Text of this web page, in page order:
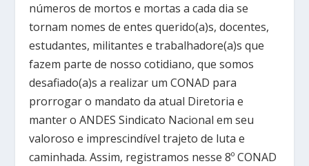
números de mortos e mortas a cada dia se
tornam nomes de entes querido(a)s, docentes,
estudantes, militantes e trabalhadore(a)s que
fazem parte de nosso cotidiano, que somos
desafiado(a)s a realizar um CONAD para
prorrogar o mandato da atual Diretoria e
manter o ANDES Sindicato Nacional em seu
valoroso e imprescindível trajeto de luta e
caminhada. Assim, registramos nesse 8º CONAD